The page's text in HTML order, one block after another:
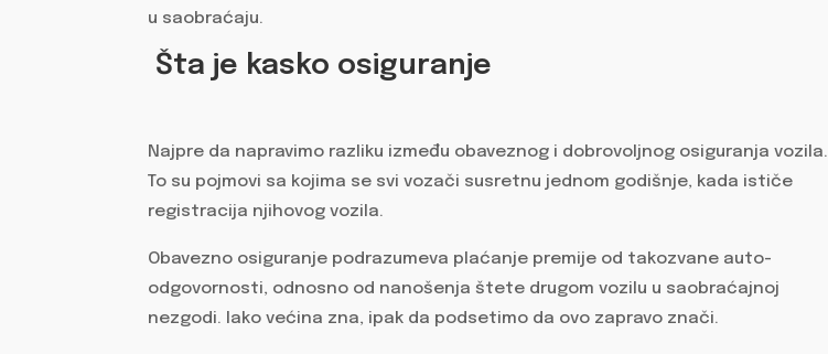
u saobraćaju.
Šta je kasko osiguranje
Najpre da napravimo razliku između obaveznog i dobrovoljnog osiguranja vozila.
To su pojmovi sa kojima se svi vozači susretnu jednom godišnje, kada ističe
registracija njihovog vozila.
Obavezno osiguranje podrazumeva plaćanje premije od takozvane auto-
odgovornosti, odnosno od nanošenja štete drugom vozilu u saobraćajnoj
nezgodi. Iako većina zna, ipak da podsetimo da ovo zapravo znači.